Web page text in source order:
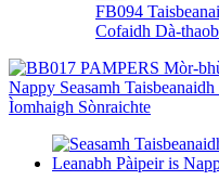
FB094
Cofaidh Dà-